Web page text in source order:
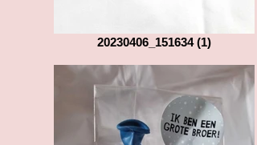
20230406_151634 (1)